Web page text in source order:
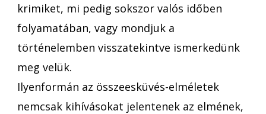
krimiket, mi pedig sokszor valós időben
folyamatában, vagy mondjuk a
történelemben visszatekintve ismerkedünk
meg velük.
Ilyenformán az összeesküvés-elméletek
nemcsak kihívásokat jelentenek az elmének,